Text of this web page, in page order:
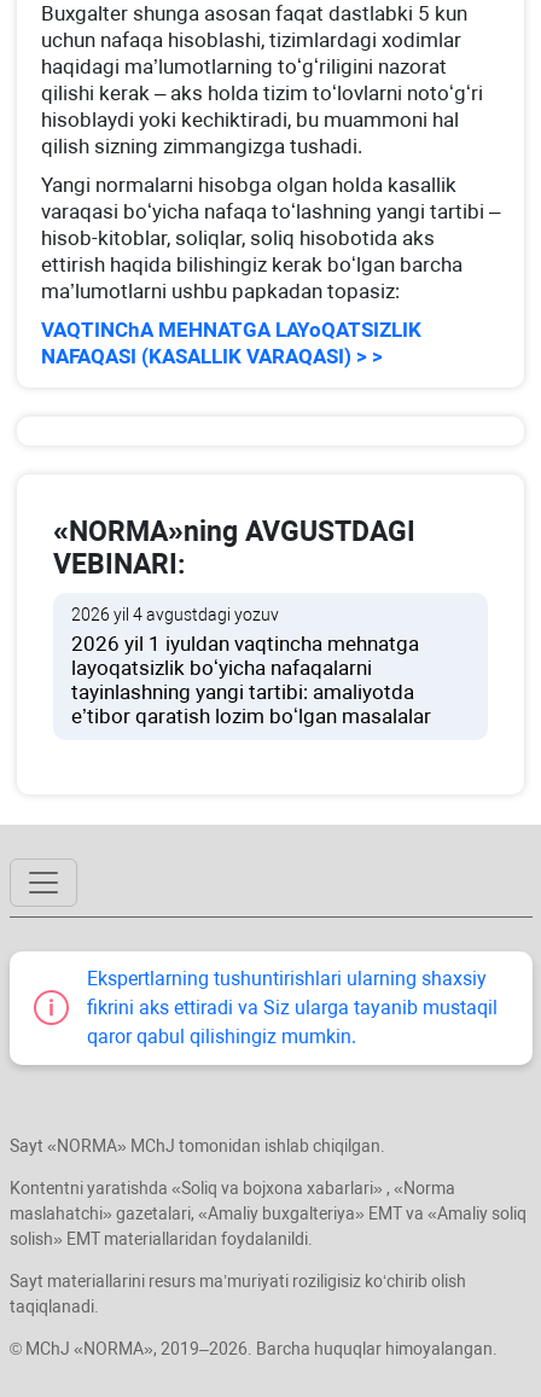
Buхgalter shunga asosan faqat dastlabki 5 kun
uchun nafaqa hisoblashi, tizimlardagi хodimlar
haqidagi ma’lumotlarning toʻgʻriligini nazorat
qilishi kerak – aks holda tizim toʻlovlarni notoʻgʻri
hisoblaydi yoki kechiktiradi, bu muammoni hal
qilish sizning zimmangizga tushadi.
Yangi normalarni hisobga olgan holda kasallik
varaqasi boʻyicha nafaqa toʻlashning yangi tartibi –
hisob-kitoblar, soliqlar, soliq hisobotida aks
ettirish haqida bilishingiz kerak boʻlgan barcha
ma’lumotlarni ushbu papkadan topasiz:
VAQTINChA MEHNATGA LAYoQATSIZLIK
NAFAQASI (KASALLIK VARAQASI) > >
«NORMA»ning AVGUSTDAGI
VEBINARI:
2026 yil 4 avgustdagi yozuv
2026 yil 1 iyuldan vaqtincha mehnatga
layoqatsizlik boʻyicha nafaqalarni
tayinlashning yangi tartibi: amaliyotda
e’tibor qaratish lozim boʻlgan masalalar
Ekspertlarning tushuntirishlari ularning shaхsiy
fikrini aks ettiradi va Siz ularga tayanib mustaqil
qaror qabul qilishingiz mumkin.
Sayt «NORMA» MChJ tomonidan ishlab chiqilgan.
Kontentni yaratishda «Soliq va bojхona хabarlari» , «Norma
maslahatchi» gazetalari, «Amaliy buхgalteriya» EMT va «Amaliy soliq
solish» EMT materiallaridan foydalanildi.
Sayt materiallarini resurs ma’muriyati roziligisiz koʻchirib olish
taqiqlanadi.
© MChJ «NORMA», 2019–2026. Barcha huquqlar himoyalangan.